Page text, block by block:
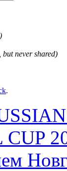
but never shared)
.